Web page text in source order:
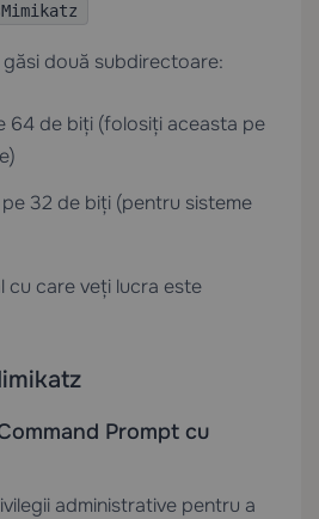
două subdirectoare:
64 de biți (folosiți aceasta pe
32 de biți (pentru sisteme
cu care veți lucra este
Prompt cu
administrative pentru a